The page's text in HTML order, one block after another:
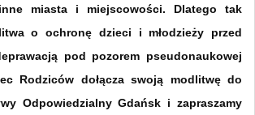
miasta i miejscowości. Dlatego tak
o ochronę dzieci i młodzieży przed
pod pozorem pseudonaukowej
Rodziców dołącza swoją modlitwę do
Odpowiedzialny Gdańsk i zapraszamy